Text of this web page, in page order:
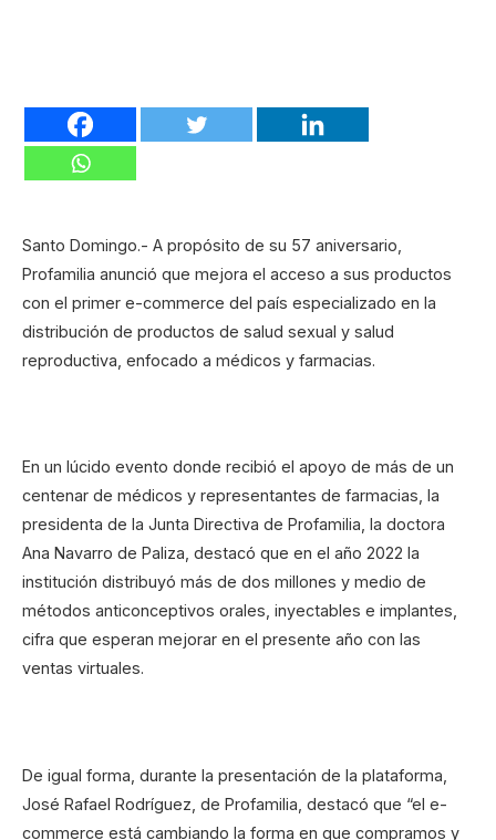
Santo Domingo.- A propósito de su 57 aniversario,
Profamilia anunció que mejora el acceso a sus productos
con el primer e-commerce del país especializado en la
distribución de productos de salud sexual y salud
reproductiva, enfocado a médicos y farmacias.
En un lúcido evento donde recibió el apoyo de más de un
centenar de médicos y representantes de farmacias, la
presidenta de la Junta Directiva de Profamilia, la doctora
Ana Navarro de Paliza, destacó que en el año 2022 la
institución distribuyó más de dos millones y medio de
métodos anticonceptivos orales, inyectables e implantes,
cifra que esperan mejorar en el presente año con las
ventas virtuales.
De igual forma, durante la presentación de la plataforma,
José Rafael Rodríguez, de Profamilia, destacó que “el e-
commerce está cambiando la forma en que compramos y